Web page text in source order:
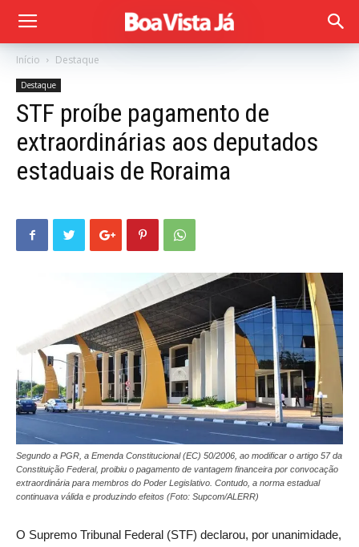
Início Destaque
Destaque
STF proíbe pagamento de
extraordinárias aos deputados
estaduais de Roraima
Segundo a PGR, a Emenda Constitucional (EC) 50/2006, ao modificar o artigo 57 da
Constituição Federal, proibiu o pagamento de vantagem financeira por convocação
extraordinária para membros do Poder Legislativo. Contudo, a norma estadual
continuava válida e produzindo efeitos (Foto: Supcom/ALERR)
O Supremo Tribunal Federal (STF) declarou, por unanimidade,